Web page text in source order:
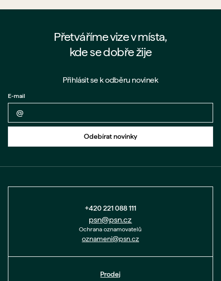
Přetváříme vize v místa,
kde se dobře žije
Zpět na formulář
Přihlásit se k odběru novinek
E-mail
Odebírat novinky
+420 221 088 111
psn@psn.cz
Ochrana oznamovatelů
oznameni@psn.cz
Prodej